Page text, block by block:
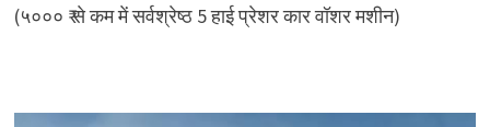
(५००० ₹ से कम में सर्वश्रेष्ठ 5 हाई प्रेशर कार वॉशर मशीन)